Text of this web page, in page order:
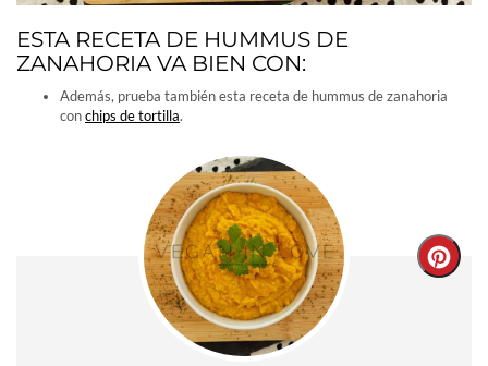
ESTA RECETA DE HUMMUS DE
ZANAHORIA VA BIEN CON:
Además, prueba también esta receta de hummus de zanahoria
conchips de tortilla.